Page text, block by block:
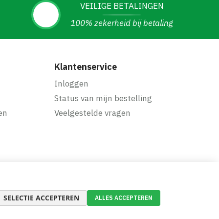
VEILIGE BETALINGEN
100% zekerheid bij betaling
Klantenservice
Inloggen
Status van mijn bestelling
Veelgestelde vragen
SELECTIE ACCEPTEREN ALLES ACCEPTEREN